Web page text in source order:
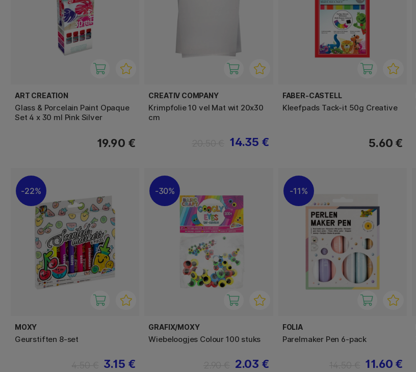
ART CREATION
Glass & Porcelain Paint Opaque
Set 4 x 30 ml Pink Silver
19.90 €
CREATIV COMPANY
Krimpfolie 10 vel Mat wit 20x30
cm
14.35 €
FABER-CASTELL
Kleefpads Tack-it 50g Creative
5.60 €
22%
MOXY
Geurstiften 8-set
3.15 €
30%
GRAFIX/MOXY
Wiebeloogjes Colour 100 stuks
2.03 €
11%
FOLIA
Parelmaker Pen 6-pack
11.60 €